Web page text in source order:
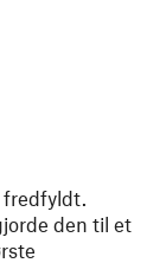
fredfyldt.
den til et